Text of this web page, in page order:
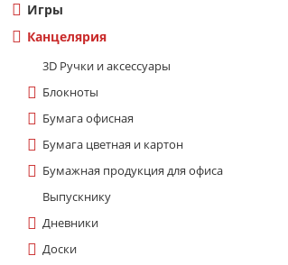
Учебники
Игры
Канцелярия
3D Ручки и аксесcуары
Блокноты
Бумага офисная
Бумага цветная и картон
Бумажная продукция для офиса
Выпускнику
Дневники
Доски